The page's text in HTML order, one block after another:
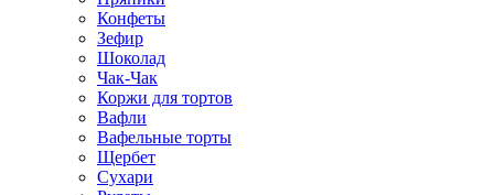
Конфеты
Зефир
Шоколад
Чак-Чак
Коржи для тортов
Вафли
Вафельные торты
Щербет
Сухари